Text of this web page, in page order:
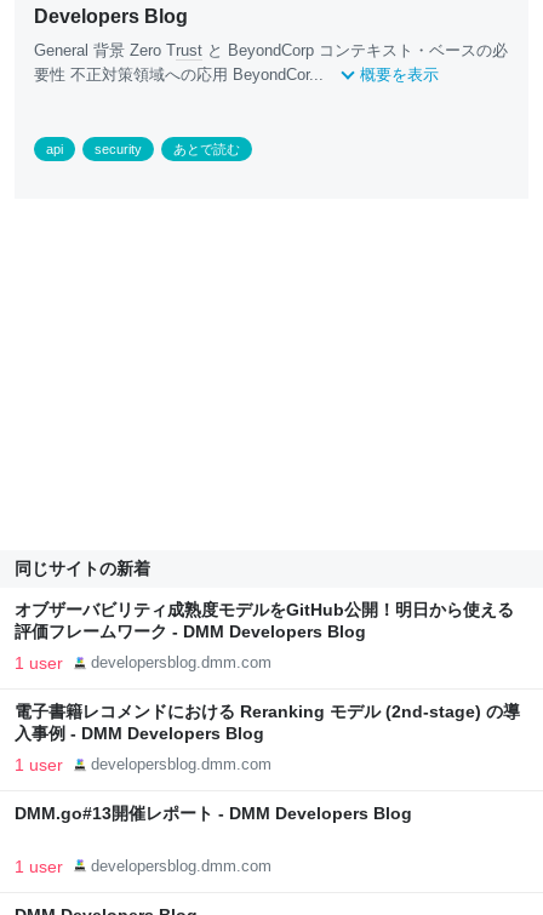
Developers Blog
General 背景 Zero Trust と BeyondCorp コンテキスト・ベースの必
要性 不正対策領域への応用 BeyondCor...
概要を表示
api security あとで読む
同じサイトの新着
オブザーバビリティ成熟度モデルをGitHub公開！明日から使える
評価フレームワーク - DMM Developers Blog
1 user developersblog.dmm.com
電子書籍レコメンドにおける Reranking モデル (2nd-stage) の導
入事例 - DMM Developers Blog
1 user developersblog.dmm.com
DMM.go#13開催レポート - DMM Developers Blog
1 user developersblog.dmm.com